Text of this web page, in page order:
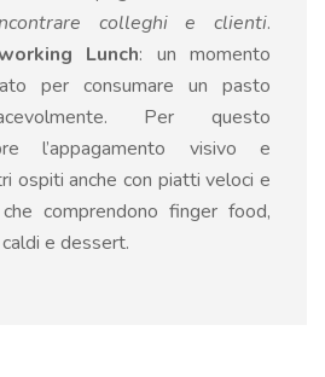
colleghi e clienti.
Lunch: un momento
per consumare un pasto
Per questo
l’appagamento visivo e
ospiti anche con piatti veloci e
comprendono finger food,
e dessert.